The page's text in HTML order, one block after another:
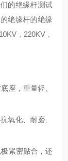
的绝缘杆测试
绝缘杆的绝缘
， 220KV ，
座，重量轻、
氧化、耐磨、
紧密贴合，还